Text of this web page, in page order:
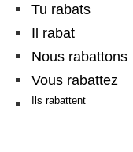
Tu rabats
Il rabat
Nous rabattons
Vous rabattez
Ils rabattent